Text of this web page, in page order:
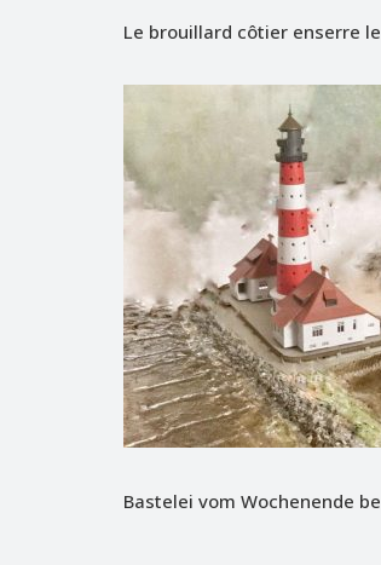
Le brouillard côtier enserre
Bastelei vom Wochenende